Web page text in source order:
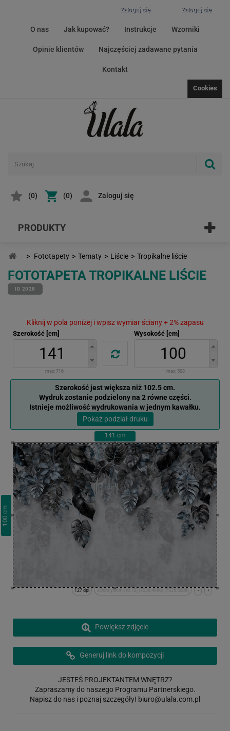
Zaloguj się
Zaloguj się
O nas Jak kupować? Instrukcje Wzorniki
Opinie klientów Najczęściej zadawane pytania
Kontakt
Cookies
(0) (0) Zaloguj się
PRODUKTY
> Fototapety > Tematy > Liście > Tropikalne liście
FOTOTAPETA TROPIKALNE LIŚCIE
ID 2028
Kliknij w pola poniżej i wpisz wymiar ściany + 2% zapasu
Szerokość [cm]
max: 716
Wysokość [cm]
max: 508
Szerokość jest większa niż 102.5 cm.
Wydruk zostanie podzielony na 2 równe części.
Istnieje możliwość wydrukowania w jednym kawałku.
Pokaż podział druku
141 cm
100
cm
+
-
x:0cm y:0cm | (0,18) (7036,4990) (7036,5008)
127 dpi
Powiększ zdjęcie
Generuj link do kompozycji
JESTEŚ PROJEKTANTEM WNĘTRZ?
Zapraszamy do naszego Programu Partnerskiego.
Napisz do nas i poznaj szczegóły! biuro@ulala.com.pl